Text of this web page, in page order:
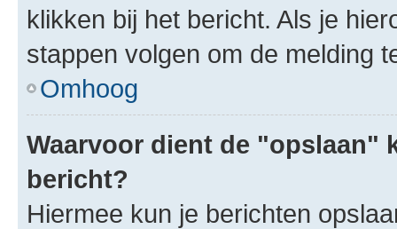
klikken bij het bericht. Als je
stappen volgen om de melding
Omhoog
Waarvoor dient de "opslaan"
bericht?
Hiermee kun je berichten